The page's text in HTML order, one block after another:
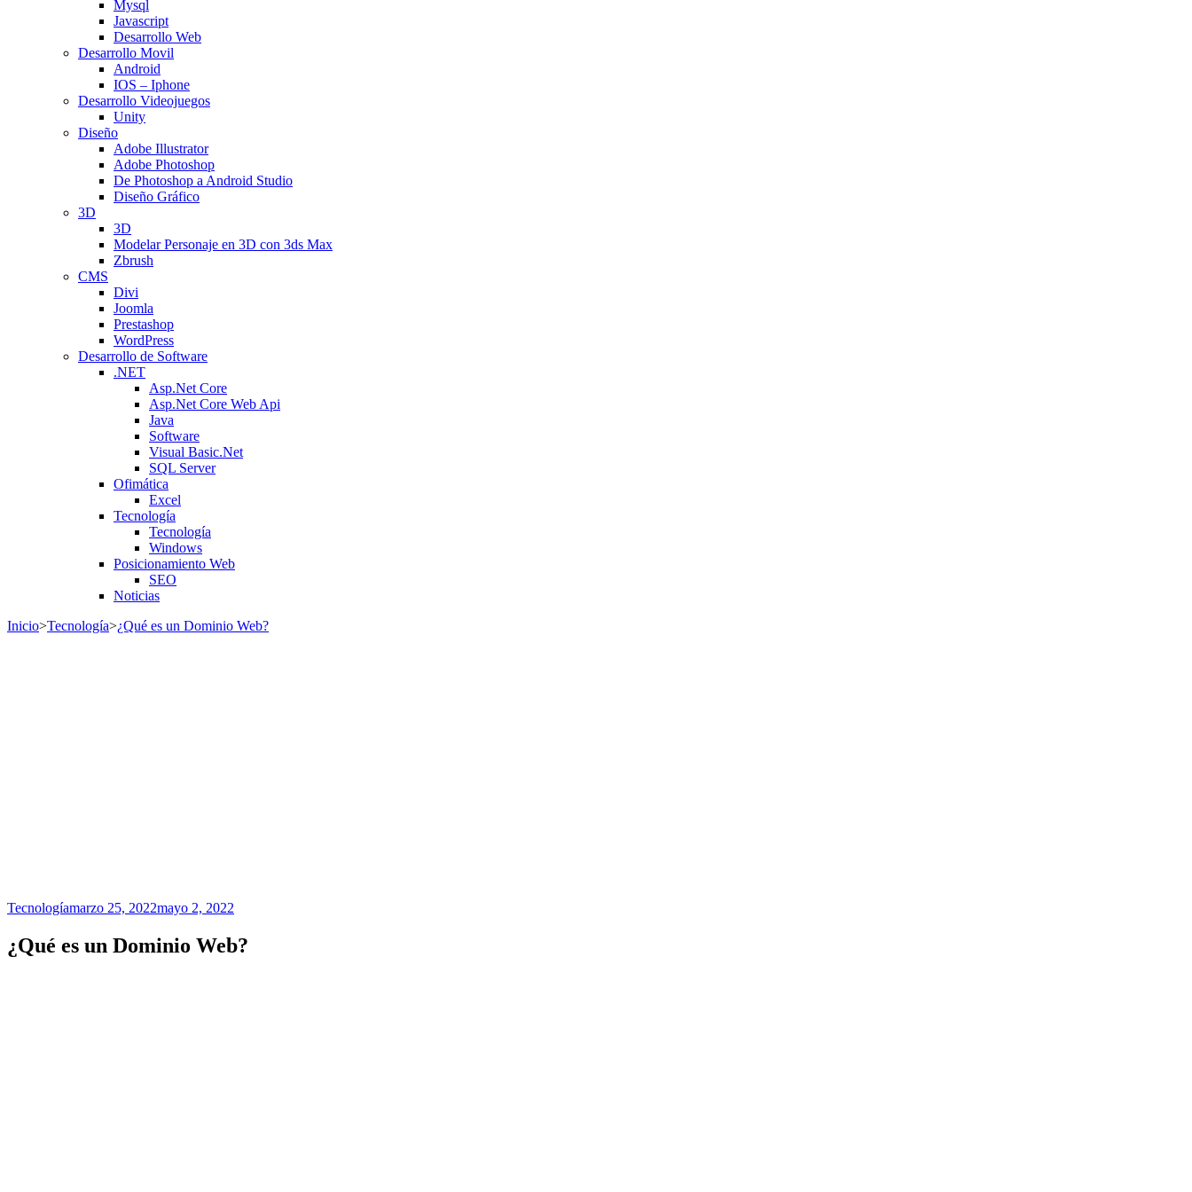
Mysql
Javascript
Desarrollo Web
Desarrollo Movil
Android
IOS – Iphone
Desarrollo Videojuegos
Unity
Diseño
Adobe Illustrator
Adobe Photoshop
De Photoshop a Android Studio
Diseño Gráfico
3D
3D
Modelar Personaje en 3D con 3ds Max
Zbrush
CMS
Divi
Joomla
Prestashop
WordPress
Desarrollo de Software
.NET
Asp.Net Core
Asp.Net Core Web Api
Java
Software
Visual Basic.Net
SQL Server
Ofimática
Excel
Tecnología
Tecnología
Windows
Posicionamiento Web
SEO
Noticias
Inicio>Tecnología>¿Qué es un Dominio Web?
Tecnologíamarzo 25, 2022mayo 2, 2022
¿Qué es un Dominio Web?